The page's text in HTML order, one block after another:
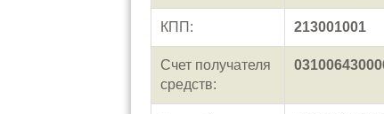
КПП: 213001001
Счет получателя
средств: